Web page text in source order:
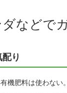
などで
り
機肥料は使わない。